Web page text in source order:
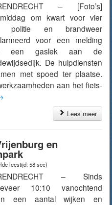
– [Foto’s]
om kwart voor vier
politie en brandweer
voor een melding
een gaslek aan de
De hulpdiensten
met spoed ter plaatse.
aan het fiets-
Lees meer
en
leestijd: 58 sec)
– Sinds
10:10 vanochtend
een aantal wijken en